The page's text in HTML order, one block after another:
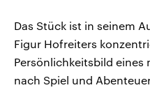
Das Stück ist in seinem
Figur Hofreiters
Persönlichkeitsbild eines
nach Spiel und